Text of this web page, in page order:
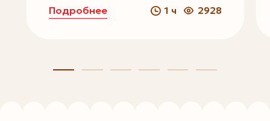
Подробнее 1 ч 2928